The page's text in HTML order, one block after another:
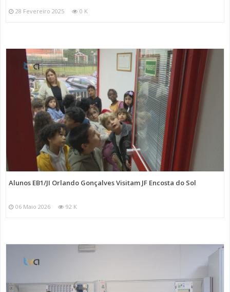
28 Fevereiro 2025 0 K
Alunos EB1/JI Orlando Gonçalves Visitam JF Encosta do Sol
06 Maio 2026 92 K